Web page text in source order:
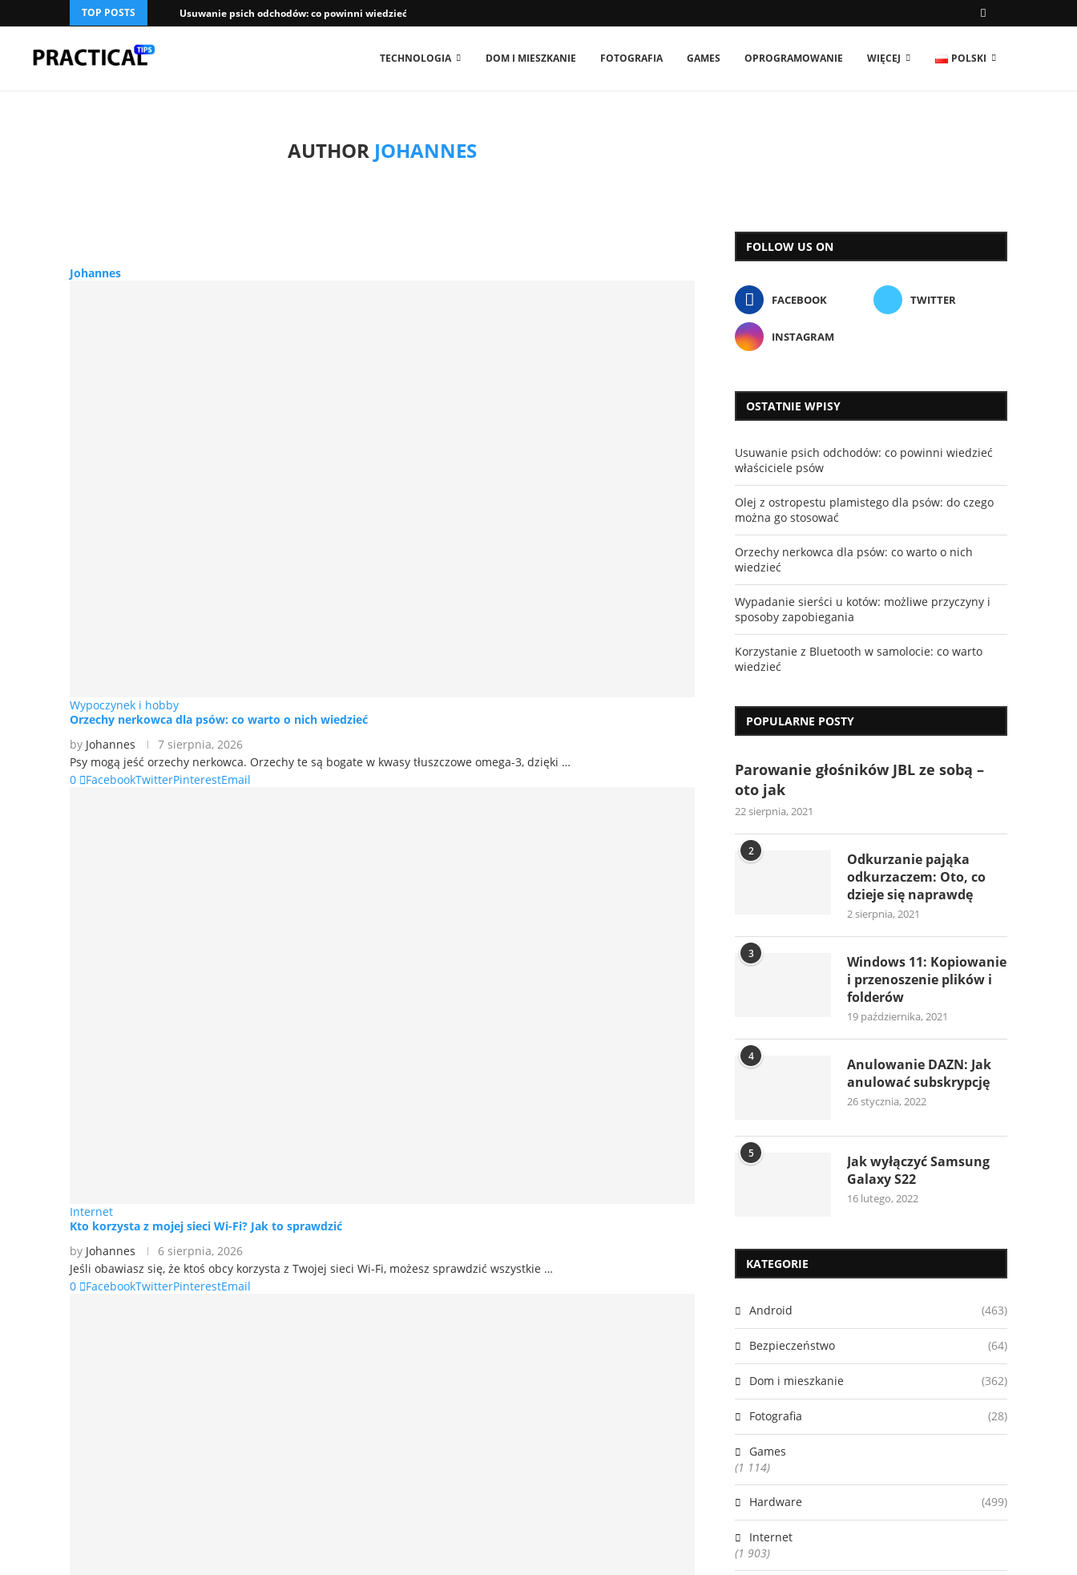
TOP POSTS Usuwanie psich odchodów: co powinni wiedzieć właściciele psów
TECHNOLOGIA DOM I MIESZKANIE FOTOGRAFIA GAMES OPROGRAMOWANIE WIĘCEJ POLSKI
AUTHOR JOHANNES
Johannes
Wypoczynek i hobby
Orzechy nerkowca dla psów: co warto o nich wiedzieć
by Johannes
7 sierpnia, 2026
Psy mogą jeść orzechy nerkowca. Orzechy te są bogate w kwasy tłuszczowe omega-3, dzięki …
0
FacebookTwitterPinterestEmail
Internet
Kto korzysta z mojej sieci Wi-Fi? Jak to sprawdzić
by Johannes
6 sierpnia, 2026
Jeśli obawiasz się, że ktoś obcy korzysta z Twojej sieci Wi-Fi, możesz sprawdzić wszystkie …
0
FacebookTwitterPinterestEmail
FOLLOW US ON
FACEBOOK TWITTER
INSTAGRAM
OSTATNIE WPISY
Usuwanie psich odchodów: co powinni wiedzieć
właściciele psów
Olej z ostropestu plamistego dla psów: do czego
można go stosować
Orzechy nerkowca dla psów: co warto o nich
wiedzieć
Wypadanie sierści u kotów: możliwe przyczyny i
sposoby zapobiegania
Korzystanie z Bluetooth w samolocie: co warto
wiedzieć
POPULARNE POSTY
Parowanie głośników JBL ze sobą –
oto jak
22 sierpnia, 2021
2
Odkurzanie pająka
odkurzaczem: Oto, co
dzieje się naprawdę
2 sierpnia, 2021
3
Windows 11: Kopiowanie
i przenoszenie plików i
folderów
19 października, 2021
4
Anulowanie DAZN: Jak
anulować subskrypcję
26 stycznia, 2022
5
Jak wyłączyć Samsung
Galaxy S22
16 lutego, 2022
KATEGORIE
Android (463)
Bezpieczeństwo (64)
Dom i mieszkanie (362)
Fotografia (28)
Games
(1 114)
Hardware (499)
Internet
(1 903)